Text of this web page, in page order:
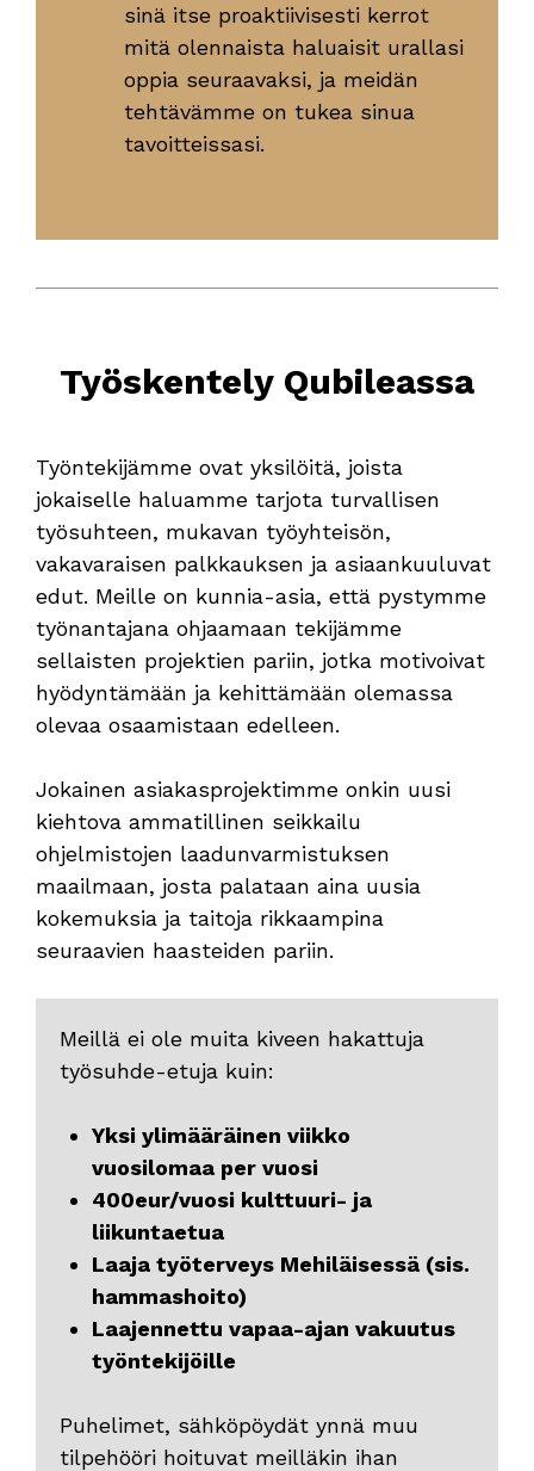
sinä itse proaktiivisesti kerrot
mitä olennaista haluaisit urallasi
oppia seuraavaksi, ja meidän
tehtävämme on tukea sinua
tavoitteissasi.
Työskentely Qubileassa
Työntekijämme ovat yksilöitä, joista
jokaiselle haluamme tarjota turvallisen
työsuhteen, mukavan työyhteisön,
vakavaraisen palkkauksen ja asiaankuuluvat
edut. Meille on kunnia-asia, että pystymme
työnantajana ohjaamaan tekijämme
sellaisten projektien pariin, jotka motivoivat
hyödyntämään ja kehittämään olemassa
olevaa osaamistaan edelleen.
Jokainen asiakasprojektimme onkin uusi
kiehtova ammatillinen seikkailu
ohjelmistojen laadunvarmistuksen
maailmaan, josta palataan aina uusia
kokemuksia ja taitoja rikkaampina
seuraavien haasteiden pariin.
Meillä ei ole muita kiveen hakattuja
työsuhde-etuja kuin:
Yksi ylimääräinen viikko
vuosilomaa per vuosi
400eur/vuosi kulttuuri- ja
liikuntaetua
Laaja työterveys Mehiläisessä (sis.
hammashoito)
Laajennettu vapaa-ajan vakuutus
työntekijöille
Puhelimet, sähköpöydät ynnä muu
tilpehööri hoituvat meilläkin ihan